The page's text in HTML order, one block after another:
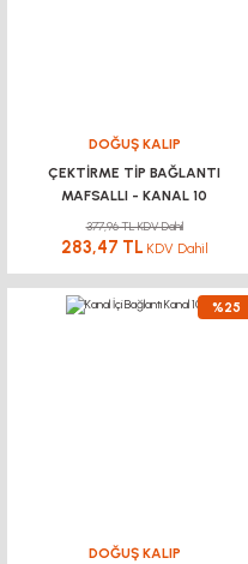
DOĞUŞ KALIP
ÇEKTİRME TİP BAĞLANTI
MAFSALLI - KANAL 10
377,96 TL KDV Dahil
283,47 TL KDV Dahil
%25
DOĞUŞ KALIP